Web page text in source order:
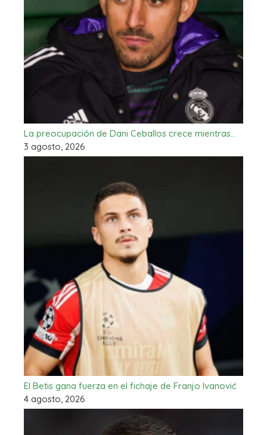
La preocupación de Dani Ceballos crece mientras…
3 agosto, 2026
El Betis gana fuerza en el fichaje de Franjo Ivanović
4 agosto, 2026